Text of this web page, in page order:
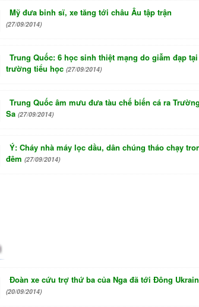
Mỹ đưa binh sĩ, xe tăng tới châu Âu tập trận
(27/09/2014)
Trung Quốc: 6 học sinh thiệt mạng do giẫm đạp tại
trường tiểu học (27/09/2014)
Trung Quốc âm mưu đưa tàu chế biến cá ra Trường
Sa (27/09/2014)
Ý: Cháy nhà máy lọc dầu, dân chúng tháo chạy
đêm (27/09/2014)
Đoàn xe cứu trợ thứ ba của Nga đã tới Đông
(20/09/2014)